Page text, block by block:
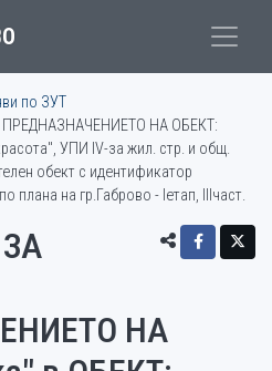
по ЗУТ
НА ОБЕКТ:
УПИ IV-за жил. стр. и общ.
обект с идентификатор
плана на гр.Габрово - Iетап, IIIчаст.
НА